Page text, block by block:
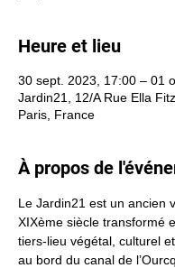
Heure et lieu
30 sept. 2023, 17:00 – 01
Jardin21, 12/A Rue Ella
Paris, France
À propos de
Le Jardin21 est un ancien
XIXème siècle transformé
tiers-lieu végétal, culturel
au bord du canal de